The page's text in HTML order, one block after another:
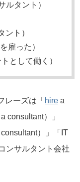
ルタント）
ント）
雇った）
として働く）
レーズは「 hire a
a consultant）」
）」「IT
ンサルタント会社